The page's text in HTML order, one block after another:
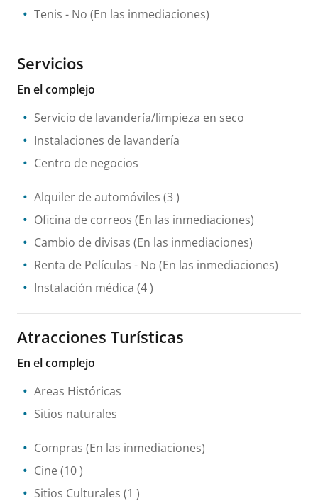
Tenis - No (En las inmediaciones)
Servicios
En el complejo
Servicio de lavandería/limpieza en seco
Instalaciones de lavandería
Centro de negocios
Alquiler de automóviles (3 )
Oficina de correos (En las inmediaciones)
Cambio de divisas (En las inmediaciones)
Renta de Películas - No (En las inmediaciones)
Instalación médica (4 )
Atracciones Turísticas
En el complejo
Areas Históricas
Sitios naturales
Compras (En las inmediaciones)
Cine (10 )
Sitios Culturales (1 )